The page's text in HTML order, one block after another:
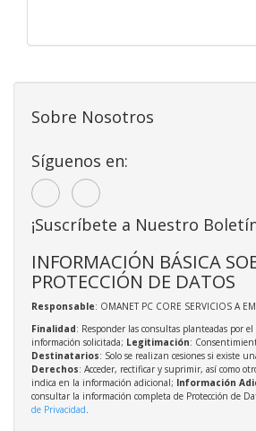
Sobre Nosotros
Síguenos en:
¡Suscríbete a Nuestro
INFORMACIÓN BÁSICA
PROTECCIÓN DE DATOS
Responsable: OMANET PC CORE SERVICIOS A
Finalidad: Responder las consultas planteadas por
información solicitada; Legitimación:
Destinatarios: Solo se realizan cesiones si existe
Derechos: Acceder, rectificar y suprimir, así como
indica en la información adicional; Información
consultar la información completa de Protección de
de Privacidad